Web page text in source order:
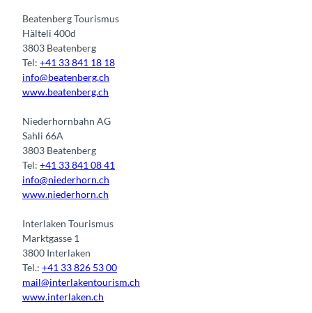
Beatenberg Tourismus
Hälteli 400d
3803 Beatenberg
Tel: +41 33 841 18 18
info@beatenberg.ch
www.beatenberg.ch
Niederhornbahn AG
Sahli 66A
3803 Beatenberg
Tel: +41 33 841 08 41
info@niederhorn.ch
www.niederhorn.ch
Interlaken Tourismus
Marktgasse 1
3800 Interlaken
Tel.: +41 33 826 53 00
mail@interlakentourism.ch
www.interlaken.ch